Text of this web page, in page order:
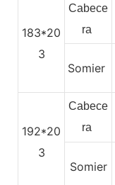
183*20
3
Cabece
ra
Somier
192*20
3
Cabece
ra
Somier